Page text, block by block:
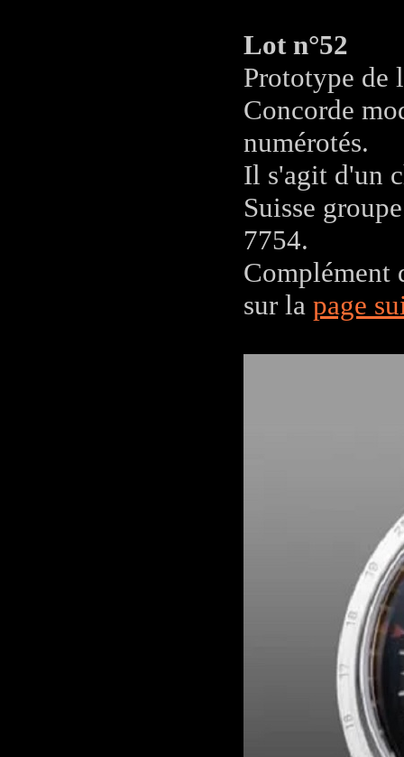
Lot n°52
Prototype de
Concorde
numérotés.
Il s'agit d'un
Suisse
7754.
Complément
sur la page